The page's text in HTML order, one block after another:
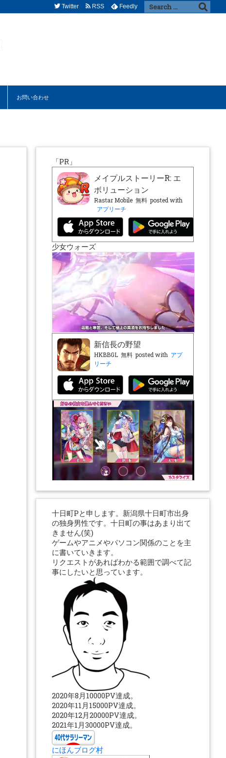
お問い合わせ
Twitter RSS Feedly
「PR」
メイプルストーリーR: エ
ボリューション
Rastar Mobile 無料 posted with
アプリーチ
少女ウォーズ
新信長の野望
HKBBGL 無料 posted with アプ
リーチ
十日町Pと申します。新潟県十日町市出身
の独身男性です。十日町の事はあまり出て
きません(笑)
ゲームやアニメやパソコン関係のことを主
に書いていきます。
リクエストがあればわかる範囲で調べて記
事にしたいと思っています。
2020年8月10000PV達成。
2020年11月15000PV達成。
2020年12月20000PV達成。
2021年1月30000PV達成。
にほんブログ村